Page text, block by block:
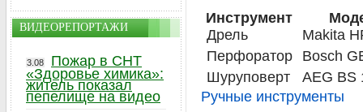
Инструмент
Дрель
Makita
Перфоратор
Bosch
Шуруповерт
AEG BS
Ручные инструменты
ВИДЕОРЕПОРТАЖИ
3.08
Пожар в СНТ
«Здоровье химика»:
житель показал
пепелище на видео